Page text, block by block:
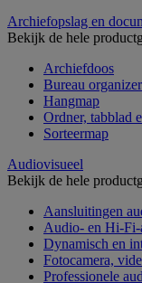
Archiefopslag en
Bekijk de hele
Archiefdoos
Bureau organizer
Hangmap
Ordner, tabblad
Sorteermap
Audiovisueel
Bekijk de hele
Aansluitingen
Audio- en Hi-Fi-
Dynamisch en
Fotocamera,
Professionele